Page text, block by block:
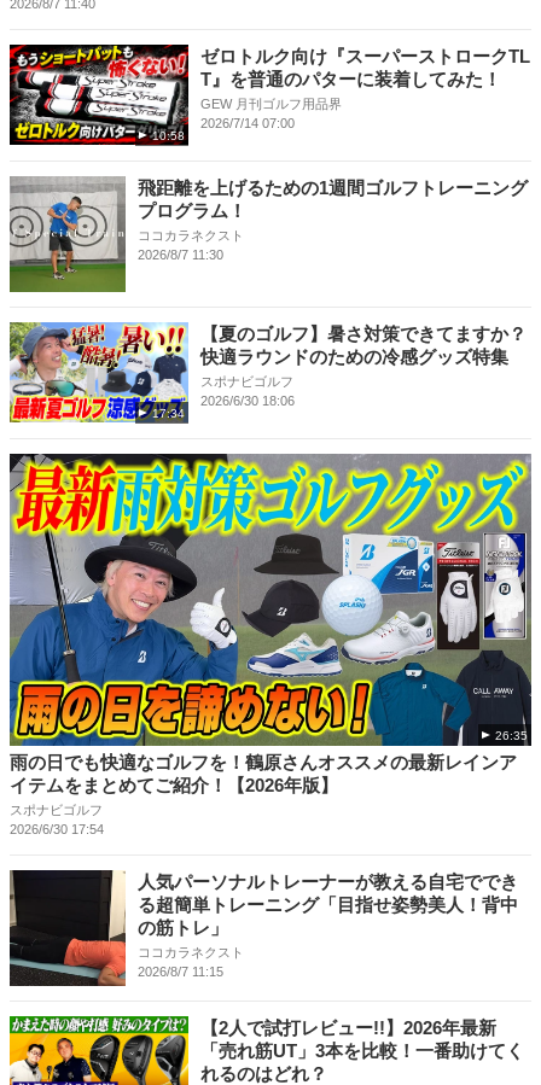
2026/8/7 11:40
10:58
ゼロトルク向け『スーパーストロークTL
T』を普通のパターに装着してみた！
GEW 月刊ゴルフ用品界
2026/7/14 07:00
飛距離を上げるための1週間ゴルフトレーニング
プログラム！
ココカラネクスト
2026/8/7 11:30
17:34
【夏のゴルフ】暑さ対策できてますか？
快適ラウンドのための冷感グッズ特集
スポナビゴルフ
2026/6/30 18:06
26:35
雨の日でも快適なゴルフを！鶴原さんオススメの最新レインア
イテムをまとめてご紹介！【2026年版】
スポナビゴルフ
2026/6/30 17:54
人気パーソナルトレーナーが教える自宅ででき
る超簡単トレーニング「目指せ姿勢美人！背中
の筋トレ」
ココカラネクスト
2026/8/7 11:15
【2人で試打レビュー!!】2026年最新
「売れ筋UT」3本を比較！一番助けてく
れるのはどれ？